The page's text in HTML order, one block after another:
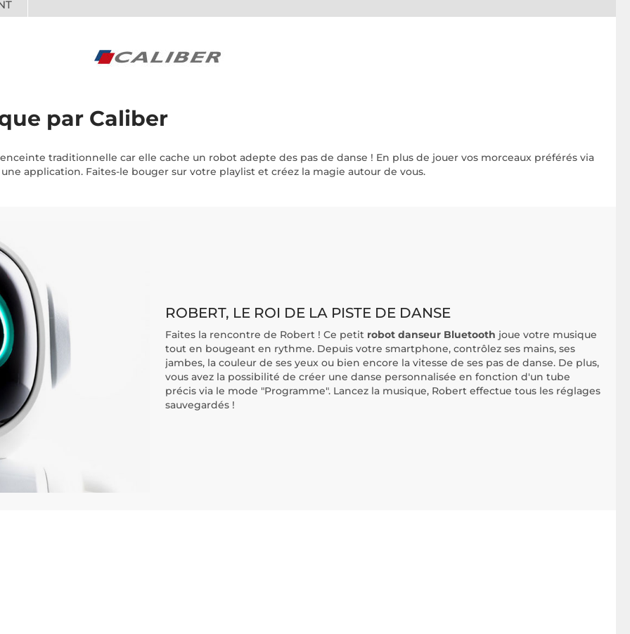
par Caliber
traditionnelle car elle cache un robot adepte des pas de danse ! En plus de jouer vos morceaux préférés via
application. Faites-le bouger sur votre playlist et créez la magie autour de vous.
ROBERT, LE ROI DE LA PISTE DE DANSE
Faites la rencontre de Robert ! Ce petit robot danseur Bluetooth joue votre musique
tout en bougeant en rythme. Depuis votre smartphone, contrôlez ses mains, ses
jambes, la couleur de ses yeux ou bien encore la vitesse de ses pas de danse. De plus,
vous avez la possibilité de créer une danse personnalisée en fonction d'un tube
précis via le mode "Programme". Lancez la musique, Robert effectue tous les réglages
sauvegardés !